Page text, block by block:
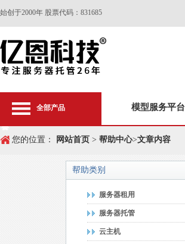
始创于2000年 股票代码：831685
全部产品 模型服务平台
您的位置： 网站首页 > 帮助中心>文章内容
帮助类别
服务器租用
服务器托管
云主机